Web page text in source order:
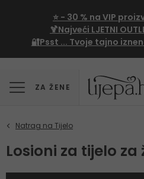
⭐ - 30 % na VIP
🍹Najveći LJETNI
🔐Psst ... Tvoje tajno
ZA ŽENE
Losioni za tijelo za